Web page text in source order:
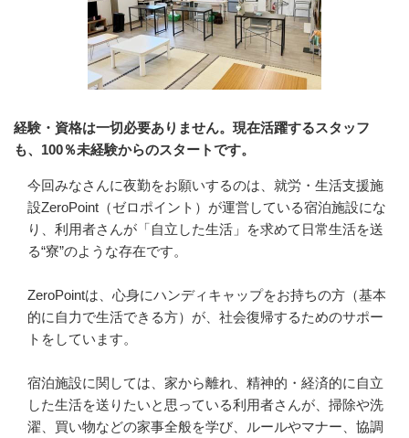
経験・資格は一切必要ありません。現在活躍するスタッフ
も、100％未経験からのスタートです。
今回みなさんに夜勤をお願いするのは、就労・生活支援施
設ZeroPoint（ゼロポイント）が運営している宿泊施設にな
り、利用者さんが「自立した生活」を求めて日常生活を送
る“寮”のような存在です。
ZeroPointは、心身にハンディキャップをお持ちの方（基本
的に自力で生活できる方）が、社会復帰するためのサポー
トをしています。
宿泊施設に関しては、家から離れ、精神的・経済的に自立
した生活を送りたいと思っている利用者さんが、掃除や洗
濯、買い物などの家事全般を学び、ルールやマナー、協調